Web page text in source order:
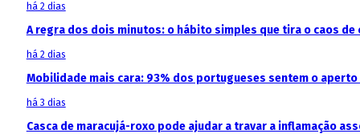
há 2 dias
A regra dos dois minutos: o hábito simples que tira o caos de
há 2 dias
Mobilidade mais cara: 93% dos portugueses sentem o
há 3 dias
Casca de maracujá-roxo pode ajudar a travar a inflamação